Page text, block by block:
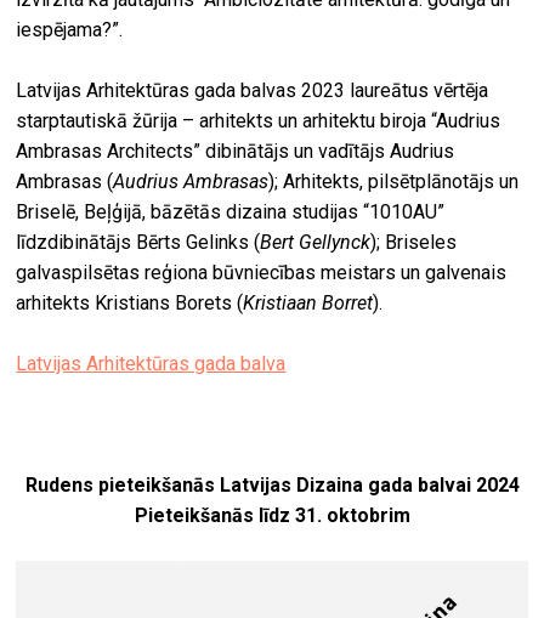
iespējama?”.
Latvijas Arhitektūras gada balvas 2023 laureātus vērtēja
starptautiskā žūrija – arhitekts un arhitektu biroja “Audrius
Ambrasas Architects” dibinātājs un vadītājs Audrius
Ambrasas (Audrius Ambrasas); Arhitekts, pilsētplānotājs un
Briselē, Beļģijā, bāzētās dizaina studijas “1010AU”
līdzdibinātājs Bērts Gelinks (Bert Gellynck); Briseles
galvaspilsētas reģiona būvniecības meistars un galvenais
arhitekts Kristians Borets (Kristiaan Borret).
Latvijas Arhitektūras gada balva
Rudens pieteikšanās Latvijas Dizaina gada balvai 2024
Pieteikšanās līdz 31. oktobrim